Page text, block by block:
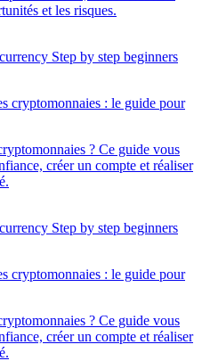
et les risques.
cryptomonnaies : le guide pour
? Ce guide vous
créer un compte et réaliser
cryptomonnaies : le guide pour
? Ce guide vous
créer un compte et réaliser